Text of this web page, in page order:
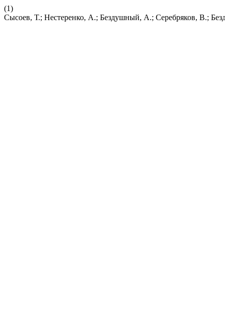
(1)
Сысоев, Т.; Нестеренко, А.; Бездушный, А.; Серебряков, В.;